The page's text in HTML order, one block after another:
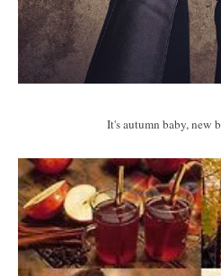
It's autumn baby, new